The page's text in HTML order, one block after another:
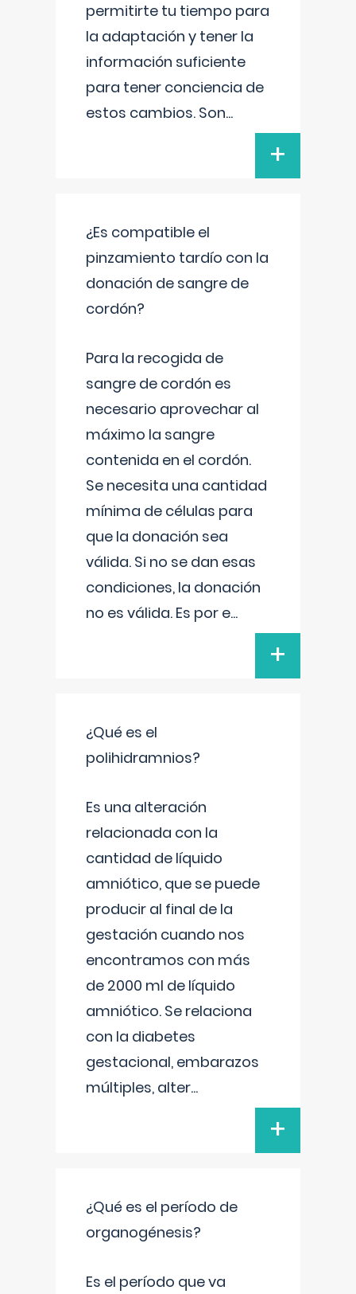
permitirte tu tiempo para
la adaptación y tener la
información suficiente
para tener conciencia de
estos cambios. Son...
+
¿Es compatible el
pinzamiento tardío con la
donación de sangre de
cordón?
Para la recogida de
sangre de cordón es
necesario aprovechar al
máximo la sangre
contenida en el cordón.
Se necesita una cantidad
mínima de células para
que la donación sea
válida. Si no se dan esas
condiciones, la donación
no es válida. Es por e...
+
¿Qué es el
polihidramnios?
Es una alteración
relacionada con la
cantidad de líquido
amniótico, que se puede
producir al final de la
gestación cuando nos
encontramos con más
de 2000 ml de líquido
amniótico. Se relaciona
con la diabetes
gestacional, embarazos
múltiples, alter...
+
¿Qué es el período de
organogénesis?
Es el período que va